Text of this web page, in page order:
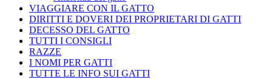
VIAGGIARE CON IL GATTO
DIRITTI E DOVERI DEI PROPRIETARI DI GATTI
DECESSO DEL GATTO
TUTTI I CONSIGLI
RAZZE
I NOMI PER GATTI
TUTTE LE INFO SUI GATTI